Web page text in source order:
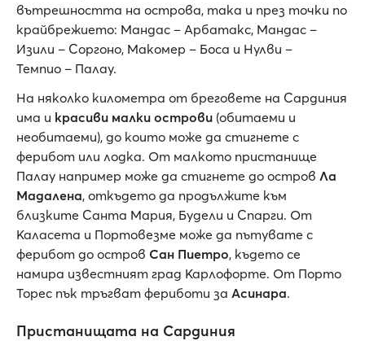
вътрешността на острова, така и през точки по
крайбрежието: Мандас – Арбатакс, Мандас –
Изили – Соргоно, Макомер – Боса и Нулви –
Темпио – Палау.
На няколко километра от бреговете на Сардиния
има и красиви малки острови (обитаеми и
необитаеми), до които може да стигнете с
ферибот или лодка. От малкото пристанище
Палау например може да стигнете до остров Ла
Мадалена, откъдето да продължите към
близките Санта Мария, Будели и Спарги. От
Каласета и Портовезме може да пътувате с
ферибот до остров Сан Пиетро, където се
намира известният град Карлофорте. От Порто
Торес пък тръгват фериботи за Асинара.
Пристанищата на Сардиния